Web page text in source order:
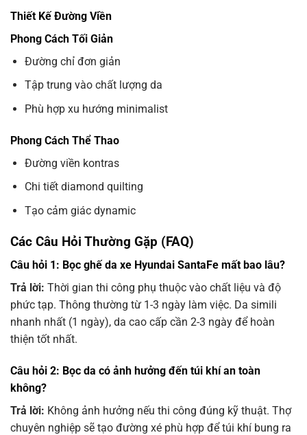
Thiết Kế Đường Viền
Phong Cách Tối Giản
Đường chỉ đơn giản
Tập trung vào chất lượng da
Phù hợp xu hướng minimalist
Phong Cách Thể Thao
Đường viền kontras
Chi tiết diamond quilting
Tạo cảm giác dynamic
Các Câu Hỏi Thường Gặp (FAQ)
Câu hỏi 1: Bọc ghế da xe Hyundai SantaFe mất bao lâu?
Trả lời: Thời gian thi công phụ thuộc vào chất liệu và độ
phức tạp. Thông thường từ 1-3 ngày làm việc. Da simili
nhanh nhất (1 ngày), da cao cấp cần 2-3 ngày để hoàn
thiện tốt nhất.
Câu hỏi 2: Bọc da có ảnh hưởng đến túi khí an toàn
không?
Trả lời: Không ảnh hưởng nếu thi công đúng kỹ thuật. Thợ
chuyên nghiệp sẽ tạo đường xé phù hợp để túi khí bung ra